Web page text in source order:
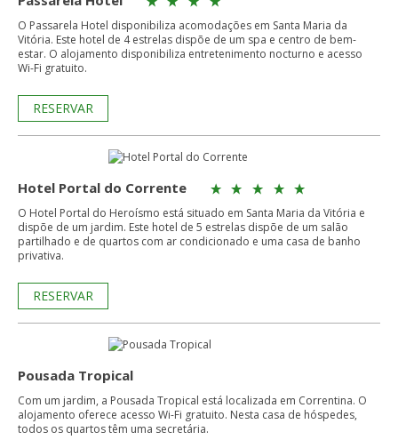
O Passarela Hotel disponibiliza acomodações em Santa Maria da
Vitória. Este hotel de 4 estrelas dispõe de um spa e centro de bem-
estar. O alojamento disponibiliza entretenimento nocturno e acesso
Wi-Fi gratuito.
RESERVAR
Hotel Portal do Corrente
O Hotel Portal do Heroísmo está situado em Santa Maria da Vitória e
dispõe de um jardim. Este hotel de 5 estrelas dispõe de um salão
partilhado e de quartos com ar condicionado e uma casa de banho
privativa.
RESERVAR
Pousada Tropical
Com um jardim, a Pousada Tropical está localizada em Correntina. O
alojamento oferece acesso Wi-Fi gratuito. Nesta casa de hóspedes,
todos os quartos têm uma secretária.